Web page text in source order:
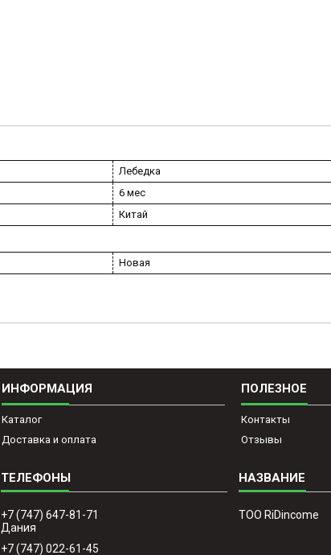
Лебедка
6 мес
Китай
Новая
ИНФОРМАЦИЯ
Каталог
Доставка и оплата
ПОЛЕЗНОЕ
Контакты
Отзывы
+7 (747) 647-81-71
Дания
+7 (747) 022-61-45
ТОО RiDincome